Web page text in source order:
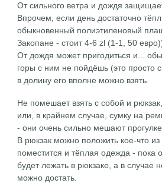
От сильного ветра и дождя
Впрочем, если день достаточно
обыкновенный полиэтиленовый
Закопане - стоит 4-6 zl (1-1, 50
От дождя может пригодиться и...
горы с ним не пойдёшь (это просто
в долину его вполне можно взять.
Не помешает взять с собой и
или, в крайнем случае, сумку на
- они очень сильно мешают прогулке.
В рюкзак можно положить кое-что
поместится и тёплая одежда - пока
будет лежать в рюкзаке, а в случае
можно достать.